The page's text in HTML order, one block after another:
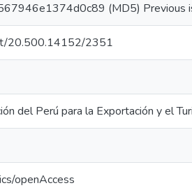
(MD5) Previous
20.500.14152/2351
del Perú para la Exportación y el
openAccess